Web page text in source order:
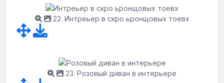
22. Интреьер в скро ьронщовых тоевх
23. Розовый диван в интерьере